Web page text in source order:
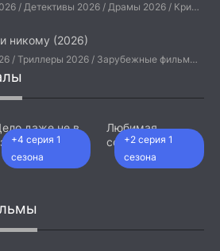
Боевики 2026 / Детективы 2026 / Драмы 2026 / Криминальные фильмы 2026 / Триллеры 2026 / Зарубежные фильмы 2026 / Американские фильмы / Фильмы 2026
никому (2026)
Драмы 2026 / Триллеры 2026 / Зарубежные фильмы 2026 / Американские фильмы / Фильмы 2026
+4 серия 1
сезона
даже не в
(2026)
+2 серия 1
сезона
Любимая
сотрудница
(2026)